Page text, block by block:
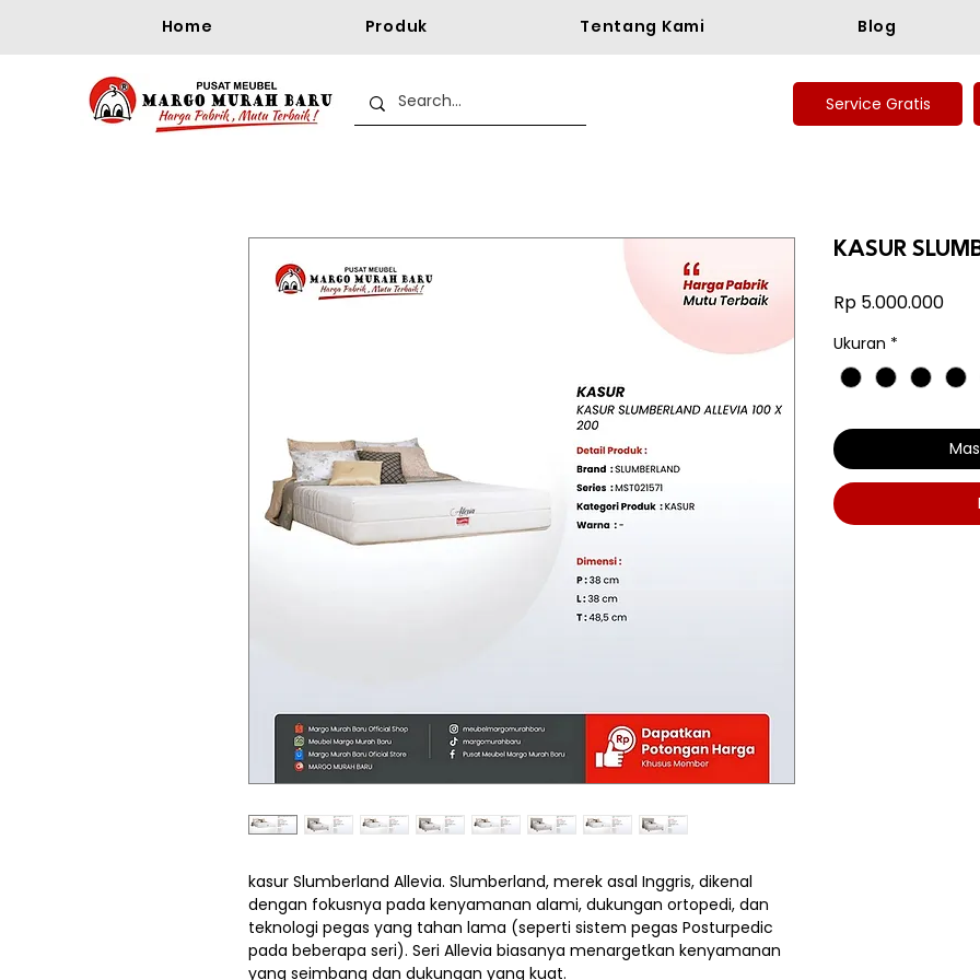
Home Produk Tentang Kami Blog
Service Gratis
kasur Slumberland Allevia. Slumberland, merek asal Inggris, dikenal
dengan fokusnya pada kenyamanan alami, dukungan ortopedi, dan
teknologi pegas yang tahan lama (seperti sistem pegas Posturpedic
pada beberapa seri). Seri Allevia biasanya menargetkan kenyamanan
yang seimbang dan dukungan yang kuat.
KASUR
Rp 5.000.000
Ukuran *